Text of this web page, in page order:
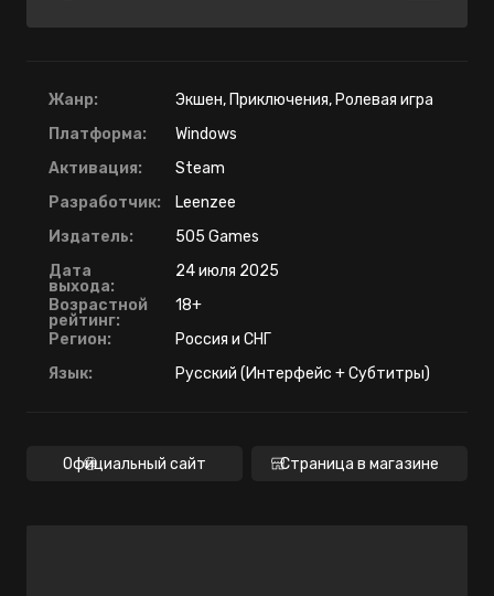
Жанр:
Экшен, Приключения, Ролевая игра
Платформа:
Windows
Активация:
Steam
Разработчик:
Leenzee
Издатель:
505 Games
Дата
выхода:
24 июля 2025
Возрастной
рейтинг:
18+
Регион:
Россия и СНГ
Язык:
Русский (Интерфейс + Субтитры)
Официальный сайт Страница в магазине